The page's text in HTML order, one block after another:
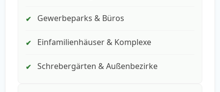
✔ Gewerbeparks & Büros
✔ Einfamilienhäuser & Komplexe
✔ Schrebergärten & Außenbezirke